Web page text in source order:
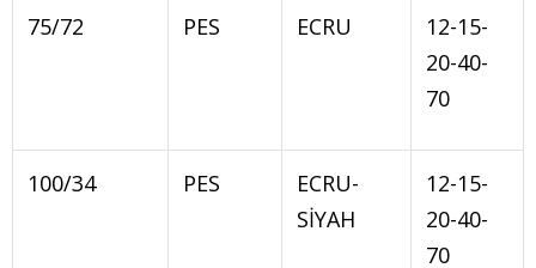
75/72 PES ECRU
12-15-
20-40-
70
100/34 PES
ECRU-
SİYAH
12-15-
20-40-
70